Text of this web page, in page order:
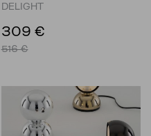
DELIGHT
309 €
516 €